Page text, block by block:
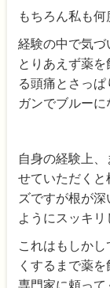
もちろん私も何
経験の中で気づ
とりあえず薬
る頭痛とさっ
ガンでブルーに
自身の経験上
せていただくと
ズですが根が
ようにスッキリ
これはもしか
くするまで薬
専門家に頼って